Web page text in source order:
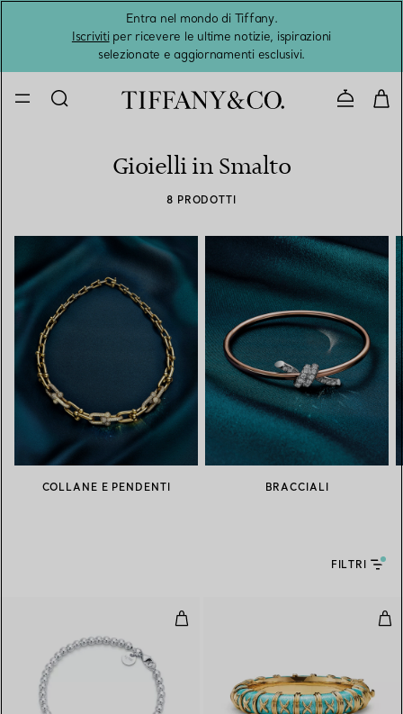
Entra nel mondo di Tiffany.
Iscrivitiper ricevere le ultime notizie, ispirazioni
selezionate e aggiornamenti esclusivi.
Gioielli in Smalto
8 PRODOTTI
COLLANE E PENDENTI BRACCIALI
FILTRI
Bracciale Bead Heart Tag